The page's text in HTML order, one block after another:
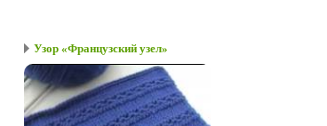
Узор «Французский узел»